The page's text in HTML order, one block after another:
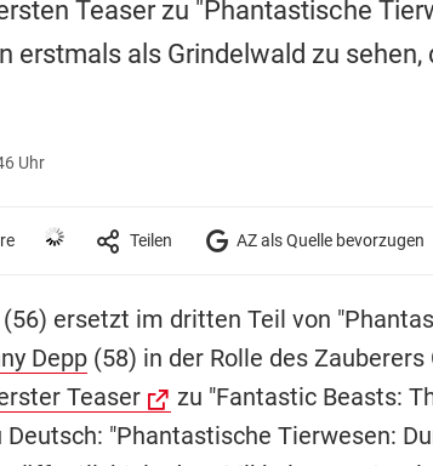
Teaser zu "Phantastische
erstmals als Grindelwald zu
Uhr
Teilen AZ als Quelle bevorzugen
ersetzt im dritten Teil von
Depp(58) in der Rolle des Zauberers
Teaser
zu "Fantastic Beasts:
Deutsch: "Phantastische Tierwesen: